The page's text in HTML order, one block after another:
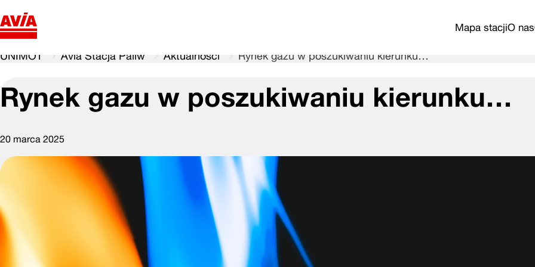
Mapa stacjiO nas
UNIMOT Avia Stacja Paliw Aktualności Rynek gazu w poszukiwaniu kierunku…
Rynek gazu w poszukiwaniu kierunku…
20 marca 2025